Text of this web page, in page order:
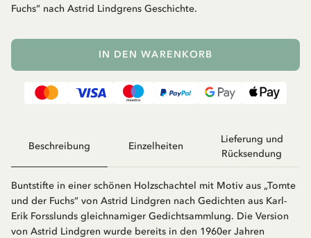
Fuchs“ nach Astrid Lindgrens Geschichte.
IN DEN WARENKORB
Beschreibung Einzelheiten
Lieferung und
Rücksendung
Buntstifte in einer schönen Holzschachtel mit Motiv aus „Tomte
und der Fuchs“ von Astrid Lindgren nach Gedichten aus Karl-
Erik Forsslunds gleichnamiger Gedichtsammlung. Die Version
von Astrid Lindgren wurde bereits in den 1960er Jahren